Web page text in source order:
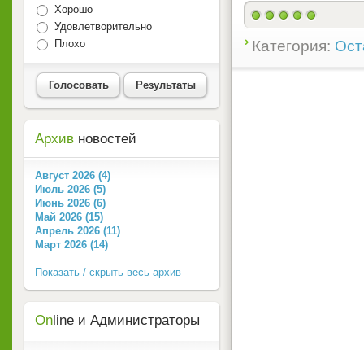
Категория:
Хорошо
Удовлетворительно
Плохо
Голосовать Результаты
Архив новостей
Август 2026 (4)
Июль 2026 (5)
Июнь 2026 (6)
Май 2026 (15)
Апрель 2026 (11)
Март 2026 (14)
Показать / скрыть весь архив
On line и Администраторы